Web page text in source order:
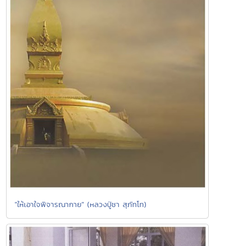
"ให้เอาใจพิจารณากาย" (หลวงปู่ชา สุภัทโท)